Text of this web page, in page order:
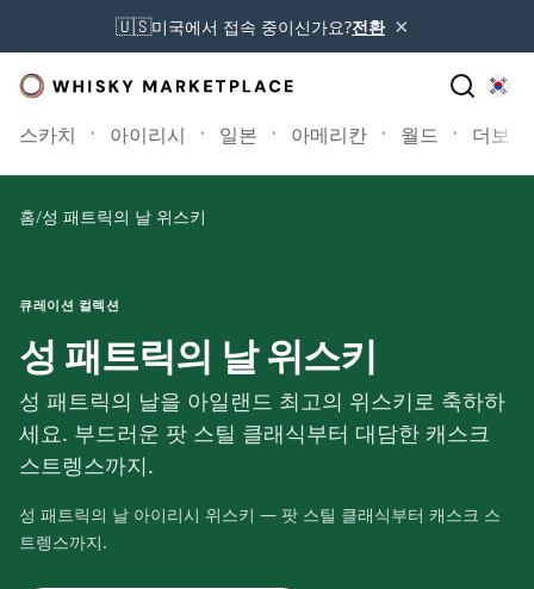
🇺🇸미국에서 접속 중이신가요?전환 ×
스카치 아이리시 일본 아메리칸 월드 더보기
홈/성 패트릭의 날 위스키
큐레이션 컬렉션
성 패트릭의 날 위스키
성 패트릭의 날을 아일랜드 최고의 위스키로 축하하
세요. 부드러운 팟 스틸 클래식부터 대담한 캐스크
스트렝스까지.
성 패트릭의 날 아이리시 위스키 — 팟 스틸 클래식부터 캐스크 스
트렝스까지.